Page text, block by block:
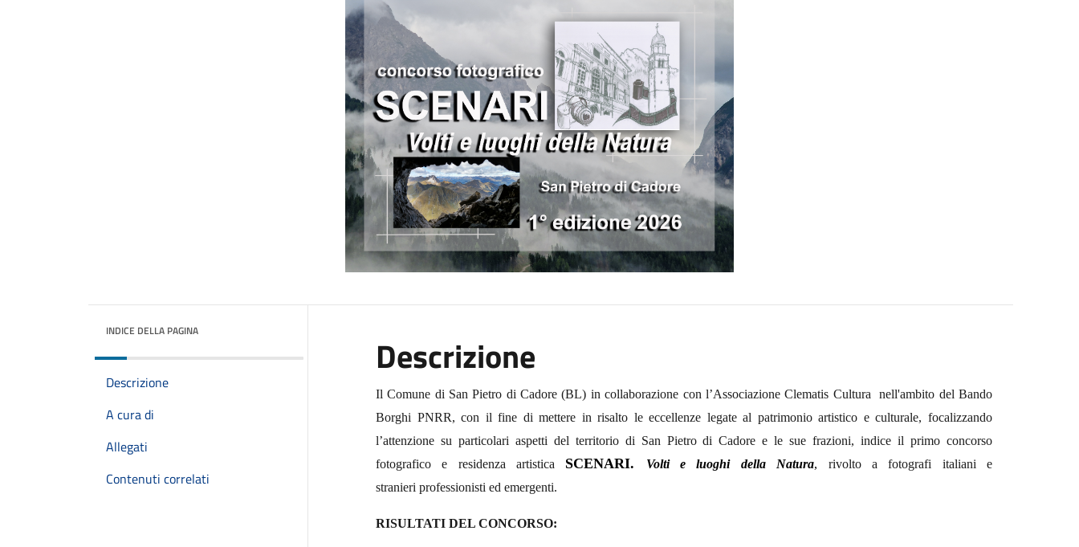
INDICE DELLA PAGINA
Descrizione
A cura di
Allegati
Contenuti correlati
Descrizione
Il Comune di San Pietro di Cadore (BL) in collaborazione con l’Associazione Clematis Cultura nell'ambito del Bando
Borghi PNRR, con il fine di mettere in risalto le eccellenze legate al patrimonio artistico e culturale, focalizzando
l’attenzione su particolari aspetti del territorio di San Pietro di Cadore e le sue frazioni, indice il primo concorso
fotografico e residenza artistica SCENARI. Volti e luoghi della Natura, rivolto a fotografi italiani e
stranieri professionisti ed emergenti.
RISULTATI DEL CONCORSO: